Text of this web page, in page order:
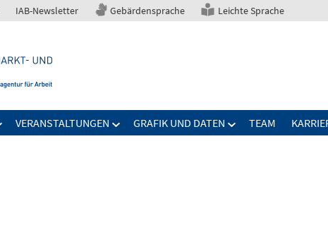
IAB-Newsletter Gebärdensprache Leichte Sprache
VERANSTALTUNGEN GRAFIK UND DATEN TEAM